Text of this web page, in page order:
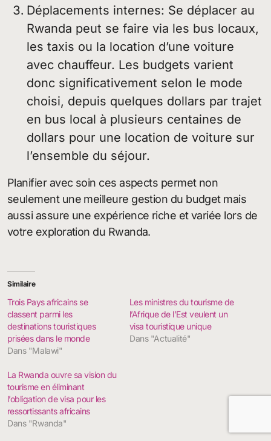
Déplacements internes: Se déplacer au
Rwanda peut se faire via les bus locaux,
les taxis ou la location d’une voiture
avec chauffeur. Les budgets varient
donc significativement selon le mode
choisi, depuis quelques dollars par trajet
en bus local à plusieurs centaines de
dollars pour une location de voiture sur
l’ensemble du séjour.
Planifier avec soin ces aspects permet non
seulement une meilleure gestion du budget mais
aussi assure une expérience riche et variée lors de
votre exploration du Rwanda.
Similaire
Trois Pays africains se
classent parmi les
destinations touristiques
prisées dans le monde
Dans "Malawi"
Les ministres du tourisme de
l’Afrique de l’Est veulent un
visa touristique unique
Dans "Actualité"
La Rwanda ouvre sa vision du
tourisme en éliminant
l’obligation de visa pour les
ressortissants africains
Dans "Rwanda"